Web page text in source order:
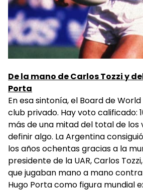
De la mano de Carlos Tozzi y
Porta
En esa sintonía, el Board de
club privado. Hay voto calificado:
más de una mitad del total de los
definir algo. La Argentina
los años ochentas gracias a la
presidente de la UAR, Carlos
que jugaban mano a mano
Hugo Porta como figura mundial